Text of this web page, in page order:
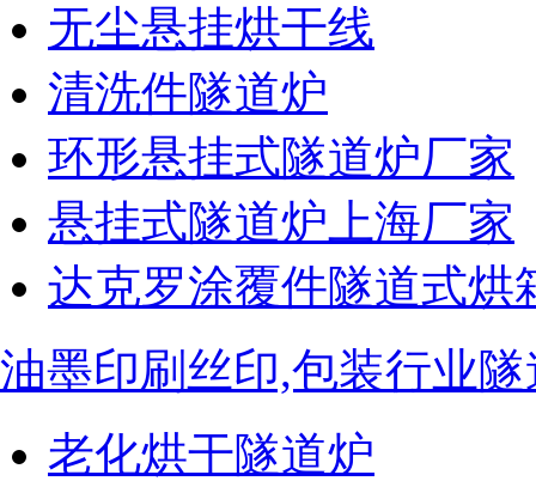
无尘悬挂烘干线
清洗件隧道炉
环形悬挂式隧道炉厂家
悬挂式隧道炉上海厂家
达克罗涂覆件隧道式烘
油墨印刷丝印,包装行业
老化烘干隧道炉